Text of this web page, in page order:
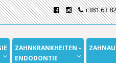
+381 63
ZAHNKRANKHEITEN -
ENDODONTIE